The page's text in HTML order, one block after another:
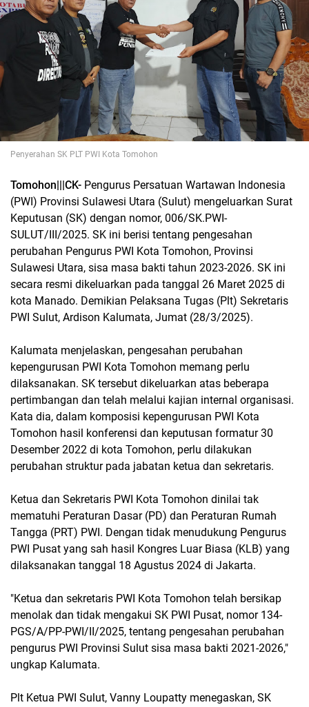
Penyerahan SK PLT PWI Kota Tomohon
Tomohon|||CK- Pengurus Persatuan Wartawan Indonesia
(PWI) Provinsi Sulawesi Utara (Sulut) mengeluarkan Surat
Keputusan (SK) dengan nomor, 006/SK.PWI-
SULUT/III/2025. SK ini berisi tentang pengesahan
perubahan Pengurus PWI Kota Tomohon, Provinsi
Sulawesi Utara, sisa masa bakti tahun 2023-2026. SK ini
secara resmi dikeluarkan pada tanggal 26 Maret 2025 di
kota Manado. Demikian Pelaksana Tugas (Plt) Sekretaris
PWI Sulut, Ardison Kalumata, Jumat (28/3/2025).
Kalumata menjelaskan, pengesahan perubahan
kepengurusan PWI Kota Tomohon memang perlu
dilaksanakan. SK tersebut dikeluarkan atas beberapa
pertimbangan dan telah melalui kajian internal organisasi.
Kata dia, dalam komposisi kepengurusan PWI Kota
Tomohon hasil konferensi dan keputusan formatur 30
Desember 2022 di kota Tomohon, perlu dilakukan
perubahan struktur pada jabatan ketua dan sekretaris.
Ketua dan Sekretaris PWI Kota Tomohon dinilai tak
mematuhi Peraturan Dasar (PD) dan Peraturan Rumah
Tangga (PRT) PWI. Dengan tidak menudukung Pengurus
PWI Pusat yang sah hasil Kongres Luar Biasa (KLB) yang
dilaksanakan tanggal 18 Agustus 2024 di Jakarta.
"Ketua dan sekretaris PWI Kota Tomohon telah bersikap
menolak dan tidak mengakui SK PWI Pusat, nomor 134-
PGS/A/PP-PWI/II/2025, tentang pengesahan perubahan
pengurus PWI Provinsi Sulut sisa masa bakti 2021-2026,"
ungkap Kalumata.
Plt Ketua PWI Sulut, Vanny Loupatty menegaskan, SK